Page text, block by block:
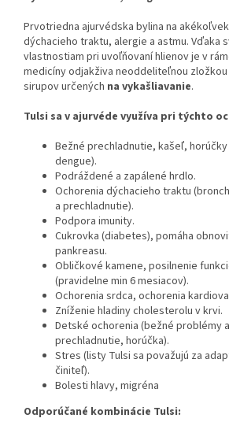
Prvotriedna ajurvédska bylina na
dýchacieho traktu, alergie a astmu. Vďaka
vlastnostiam pri uvoľňovaní hlienov je v
medicíny odjakživa neoddeliteľnou
sirupov určených na vykašliavanie.
Tulsi sa v ajurvéde využíva pri týchto
Bežné prechladnutie, kašeľ, horúčky
dengue).
Podráždené a zapálené hrdlo.
Ochorenia dýchacieho traktu
a prechladnutie).
Podpora imunity.
Cukrovka (diabetes), pomáha
pankreasu.
Obličkové kamene, posilnenie
(pravidelne min 6 mesiacov).
Ochorenia srdca, ochorenia
Zníženie hladiny cholesterolu v krvi.
Detské ochorenia (bežné problémy
prechladnutie, horúčka).
Stres (listy Tulsi sa považujú za
činiteľ).
Bolesti hlavy, migréna
Odporúčané kombinácie Tulsi: